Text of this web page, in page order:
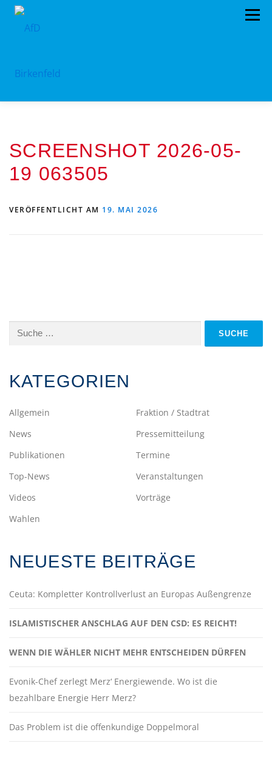
Zum
Menü
AKTUELLES TERMINE MITMACHEN!
KONTAKT
SCREENSHOT 2026-05-
19 063505
VERÖFFENTLICHT AM 19. MAI 2026
Suche
KATEGORIEN
Allgemein
Fraktion / Stadtrat
News
Pressemitteilung
Publikationen
Termine
Top-News
Veranstaltungen
Videos
Vorträge
Wahlen
NEUESTE BEITRÄGE
Ceuta: Kompletter Kontrollverlust an Europas Außengrenze
ISLAMISTISCHER ANSCHLAG AUF DEN CSD: ES REICHT!
WENN DIE WÄHLER NICHT MEHR ENTSCHEIDEN DÜRFEN
Evonik-Chef zerlegt Merz‘ Energiewende. Wo ist die
bezahlbare Energie Herr Merz?
Das Problem ist die offenkundige Doppelmoral